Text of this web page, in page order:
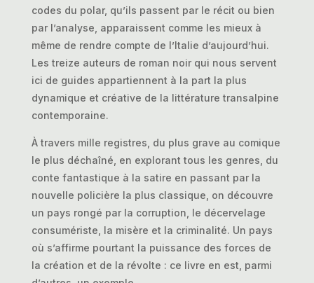
codes du polar, qu’ils passent par le récit ou bien
par l’analyse, apparaissent comme les mieux à
même de rendre compte de l’Italie d’aujourd’hui.
Les treize auteurs de roman noir qui nous servent
ici de guides appartiennent à la part la plus
dynamique et créative de la littérature transalpine
contemporaine.
À travers mille registres, du plus grave au comique
le plus déchaîné, en explorant tous les genres, du
conte fantastique à la satire en passant par la
nouvelle policière la plus classique, on découvre
un pays rongé par la corruption, le décervelage
consumériste, la misère et la criminalité. Un pays
où s’affirme pourtant la puissance des forces de
la création et de la révolte : ce livre en est, parmi